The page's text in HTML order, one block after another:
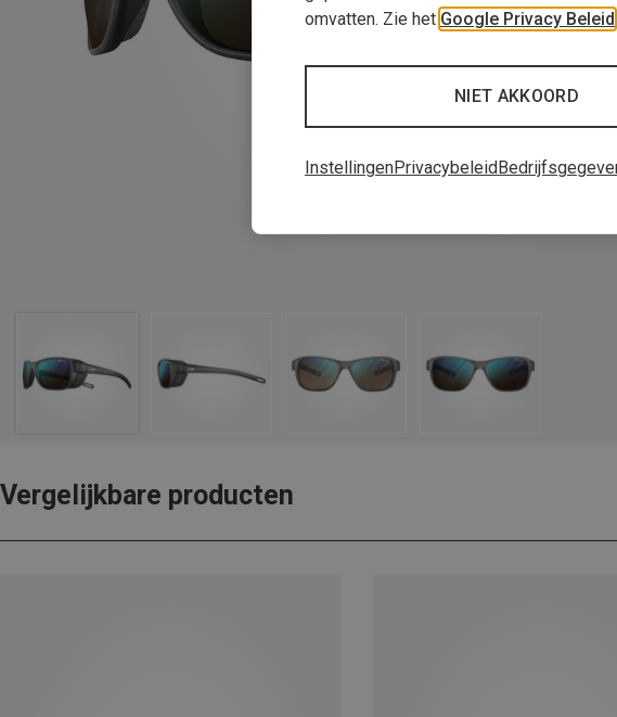
Vergelijkbare producten
omvatten. Zie het Google Privacy Beleid
NIET AKKOORD
InstellingenPrivacybeleid